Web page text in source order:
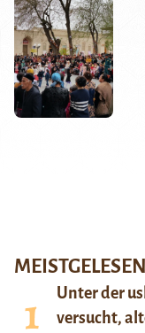
MEISTGELESEN
Unter der
versucht,